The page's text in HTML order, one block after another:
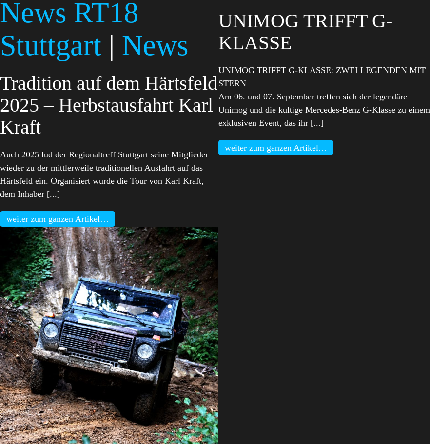
News RT18
Stuttgart | News
Tradition auf dem Härtsfeld
2025 – Herbstausfahrt Karl
Kraft
Auch 2025 lud der Regionaltreff Stuttgart seine Mitglieder
wieder zu der mittlerweile traditionellen Ausfahrt auf das
Härtsfeld ein. Organisiert wurde die Tour von Karl Kraft,
dem Inhaber [...]
weiter zum ganzen Artikel…
UNIMOG TRIFFT G-
KLASSE
UNIMOG TRIFFT G-KLASSE: ZWEI LEGENDEN MIT
STERN
Am 06. und 07. September treffen sich der legendäre
Unimog und die kultige Mercedes-Benz G-Klasse zu einem
exklusiven Event, das ihr [...]
weiter zum ganzen Artikel…